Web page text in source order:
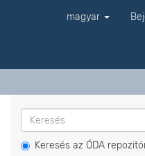
magyar
Keresés az ÓDA